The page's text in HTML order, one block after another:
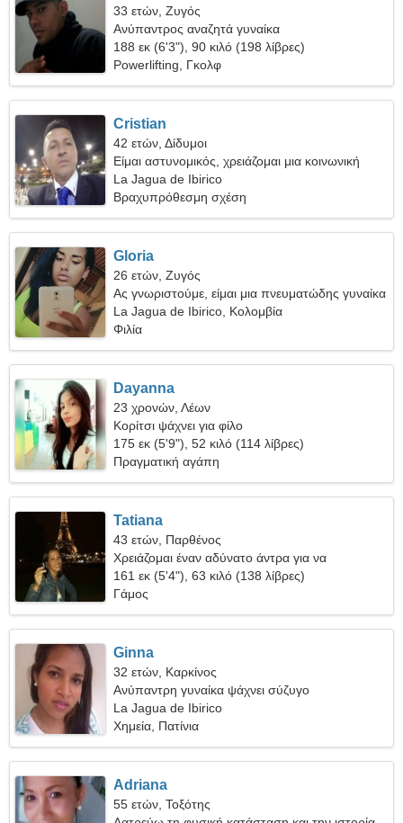
33 ετών, Ζυγός
Ανύπαντρος αναζητά γυναίκα
188 εκ (6'3"), 90 κιλό (198 λίβρες)
Powerlifting, Γκολφ
Cristian
42 ετών, Δίδυμοι
Είμαι αστυνομικός, χρειάζομαι μια κοινωνική
γυναίκα
La Jagua de Ibirico
Βραχυπρόθεσμη σχέση
Gloria
26 ετών, Ζυγός
Ας γνωριστούμε, είμαι μια πνευματώδης γυναίκα
La Jagua de Ibirico, Κολομβία
Φιλία
Dayanna
23 χρονών, Λέων
Κορίτσι ψάχνει για φίλο
175 εκ (5'9"), 52 κιλό (114 λίβρες)
Πραγματική αγάπη
Tatiana
43 ετών, Παρθένος
Χρειάζομαι έναν αδύνατο άντρα για να
ταξιδέψουμε μαζί
161 εκ (5'4"), 63 κιλό (138 λίβρες)
Γάμος
Ginna
32 ετών, Καρκίνος
Ανύπαντρη γυναίκα ψάχνει σύζυγο
La Jagua de Ibirico
Χημεία, Πατίνια
Adriana
55 ετών, Τοξότης